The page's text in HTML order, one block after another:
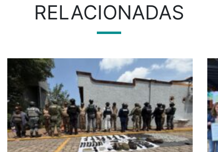
RELACIONADAS